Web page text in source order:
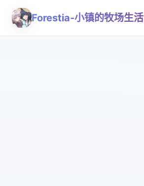
Forestia-小镇的牧场生活